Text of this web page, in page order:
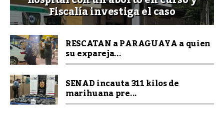
Fiscalía investiga el caso
RESCATAN a PARAGUAYA a quien
su expareja...
SENAD incauta 311 kilos de
marihuana pre...